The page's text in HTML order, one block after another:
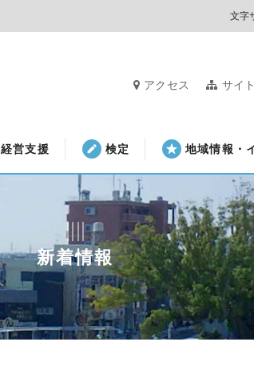
文字
アクセス サイ
経営支援 検定 地域情報・
新着情報